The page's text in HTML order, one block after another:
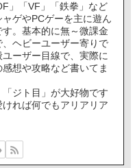
」「VF」「鉄拳」など
ゲやPCゲーを主に遊ん
。基本的に無～微課金
ヘビーユーザー寄りで
ーザー目線で、実際に
想や攻略など書いてま
「ジト目」が大好物です
れば何でもアリアリア